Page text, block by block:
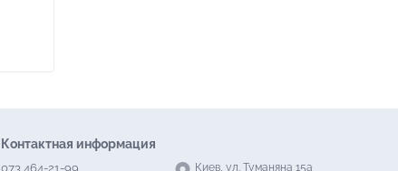
Контактная информация
073 464-21-99 Киев, ул. Туманяна 15а